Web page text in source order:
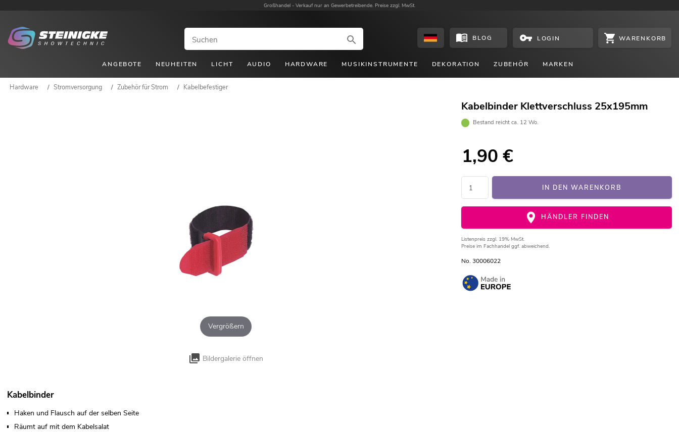
Großhandel - Verkauf nur an Gewerbetreibende. Preise zzgl. MwSt.
BLOG LOGIN WARENKORB
ANGEBOTE NEUHEITEN LICHT AUDIO HARDWARE MUSIKINSTRUMENTE DEKORATION ZUBEHÖR MARKEN
Hardware / Stromversorgung / Zubehör für Strom / Kabelbefestiger
Vergrößern
Bildergalerie öffnen
Kabelbinder Klettverschluss 25x195mm
Bestand reicht ca. 12 Wo.
1,90 €
IN DEN WARENKORB
HÄNDLER FINDEN
Listenpreis zzgl. 19% MwSt.
Preise im Fachhandel ggf. abweichend.
No. 30006022
Kabelbinder
Haken und Flausch auf der selben Seite
Räumt auf mit dem Kabelsalat